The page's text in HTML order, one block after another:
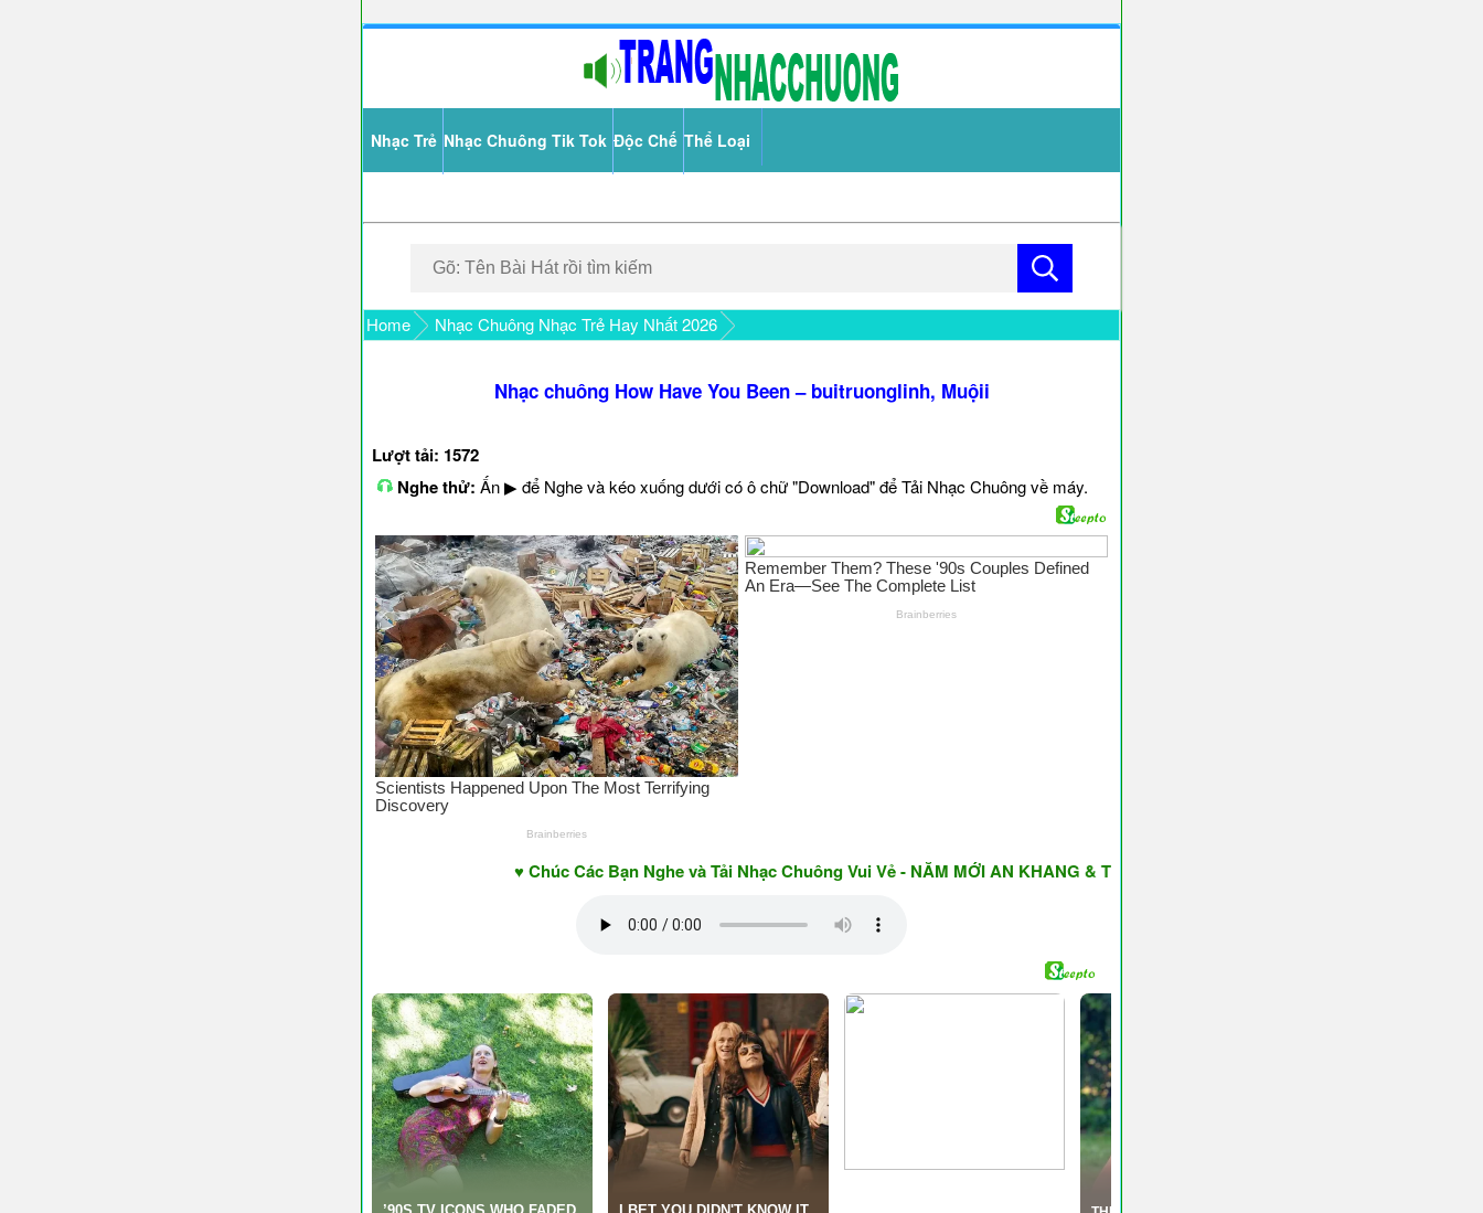
Nhạc Trẻ Nhạc Chuông Tik Tok Độc Chế Thể Loại
Home Nhạc Chuông Nhạc Trẻ Hay Nhất 2026
Nhạc chuông How Have You Been – buitruonglinh, Muộii
Lượt tải: 1572
Nghe thử: Ấn ▶ để Nghe và kéo xuống dưới có ô chữ "Download" để Tải Nhạc Chuông về máy.
♥ Chúc Các Bạn Nghe và Tải Nhạc Chuông Vui Vẻ - NĂM MỚI AN KHANG & THỊNH VƯỢNG ♥ Have A Nice Day ♥